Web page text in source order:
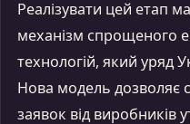
Реалізувати цей етап
механізм спрощеного
технологій, який уряд
Нова модель дозволяє
заявок від виробників